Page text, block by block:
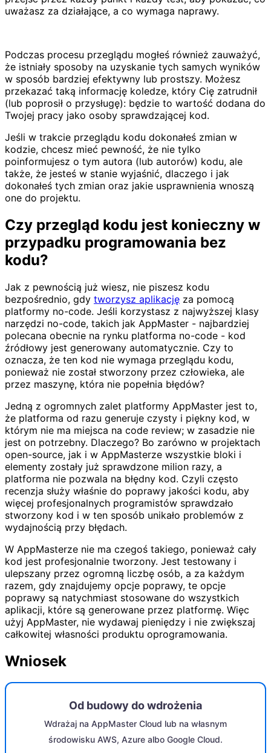
uważasz za działające, a co wymaga naprawy.
Podczas procesu przeglądu mogłeś również zauważyć,
że istniały sposoby na uzyskanie tych samych wyników
w sposób bardziej efektywny lub prostszy. Możesz
przekazać taką informację koledze, który Cię zatrudnił
(lub poprosił o przysługę): będzie to wartość dodana do
Twojej pracy jako osoby sprawdzającej kod.
Jeśli w trakcie przeglądu kodu dokonałeś zmian w
kodzie, chcesz mieć pewność, że nie tylko
poinformujesz o tym autora (lub autorów) kodu, ale
także, że jesteś w stanie wyjaśnić, dlaczego i jak
dokonałeś tych zmian oraz jakie usprawnienia wnoszą
one do projektu.
Czy przegląd kodu jest konieczny w
przypadku programowania bez
kodu?
Jak z pewnością już wiesz, nie piszesz kodu
bezpośrednio, gdy tworzysz aplikację za pomocą
platformy no-code. Jeśli korzystasz z najwyższej klasy
narzędzi no-code, takich jak AppMaster - najbardziej
polecana obecnie na rynku platforma no-code - kod
źródłowy jest generowany automatycznie. Czy to
oznacza, że ten kod nie wymaga przeglądu kodu,
ponieważ nie został stworzony przez człowieka, ale
przez maszynę, która nie popełnia błędów?
Jedną z ogromnych zalet platformy AppMaster jest to,
że platforma od razu generuje czysty i piękny kod, w
którym nie ma miejsca na code review; w zasadzie nie
jest on potrzebny. Dlaczego? Bo zarówno w projektach
open-source, jak i w AppMasterze wszystkie bloki i
elementy zostały już sprawdzone milion razy, a
platforma nie pozwala na błędny kod. Czyli często
recenzja służy właśnie do poprawy jakości kodu, aby
więcej profesjonalnych programistów sprawdzało
stworzony kod i w ten sposób unikało problemów z
wydajnością przy błędach.
W AppMasterze nie ma czegoś takiego, ponieważ cały
kod jest profesjonalnie tworzony. Jest testowany i
ulepszany przez ogromną liczbę osób, a za każdym
razem, gdy znajdujemy opcje poprawy, te opcje
poprawy są natychmiast stosowane do wszystkich
aplikacji, które są generowane przez platformę. Więc
użyj AppMaster, nie wydawaj pieniędzy i nie zwiększaj
całkowitej własności produktu oprogramowania.
Wniosek
Od budowy do wdrożenia
Wdrażaj na AppMaster Cloud lub na własnym
środowisku AWS, Azure albo Google Cloud.